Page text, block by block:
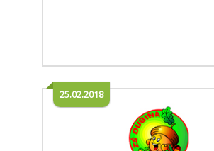
25.02.2018